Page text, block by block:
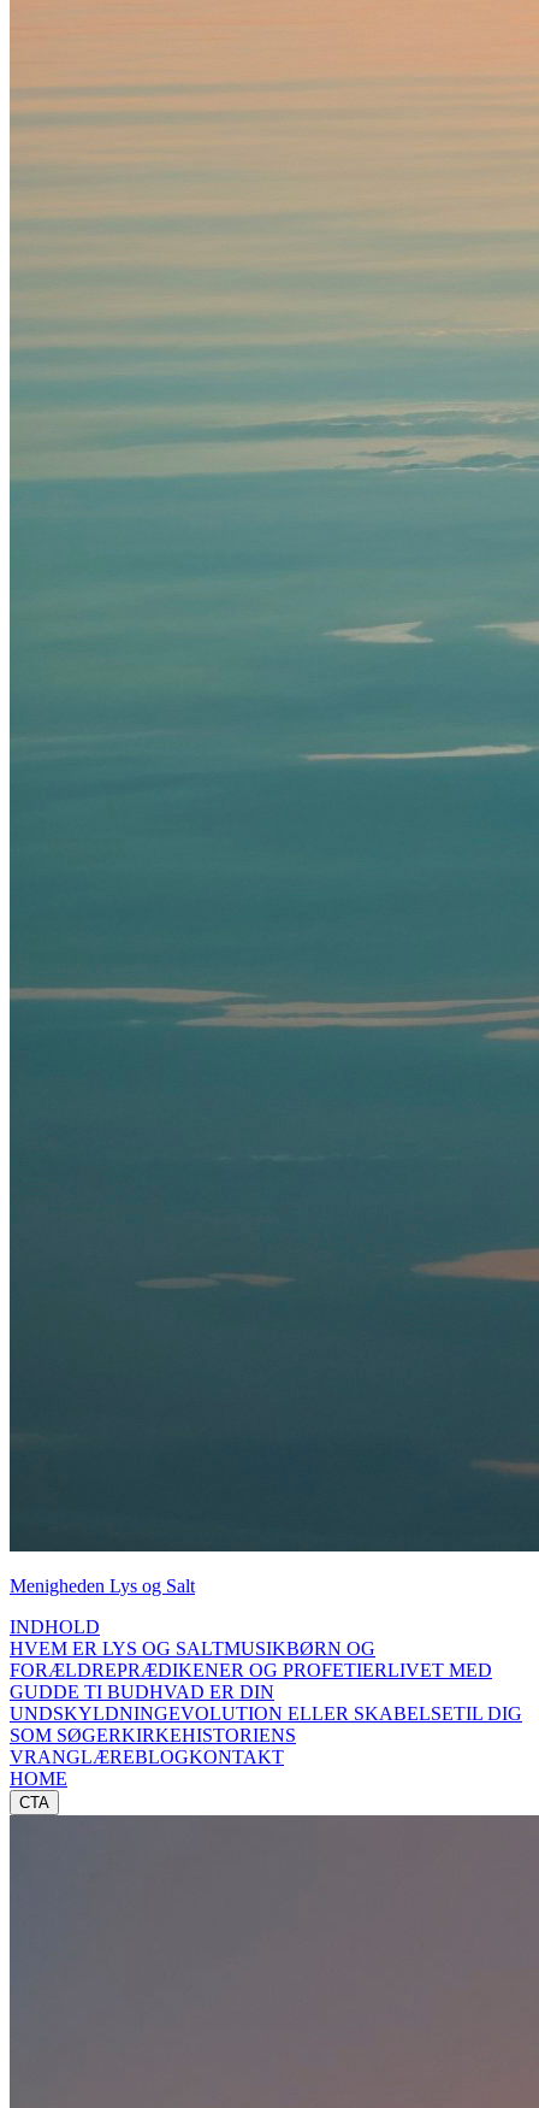
Menigheden Lys og Salt
INDHOLD
HVEM ER LYS OG SALTMUSIKBØRN OG
FORÆLDREPRÆDIKENER OG PROFETIERLIVET MED
GUDDE TI BUDHVAD ER DIN
UNDSKYLDNINGEVOLUTION ELLER SKABELSETIL DIG
SOM SØGERKIRKEHISTORIENS
VRANGLÆREBLOGKONTAKT
HOME
CTA